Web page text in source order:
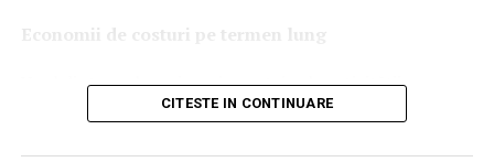
catalizatoare moderne;
sisteme Start-Stop.
Economii de costuri pe termen lung
Unul dintre cele mai mari avantaje ale activității
închiriere toalete ecologiceeste economia de costuri.
CITESTE IN CONTINUARE